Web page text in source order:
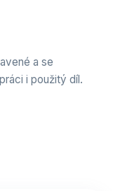
a se
i použitý díl.